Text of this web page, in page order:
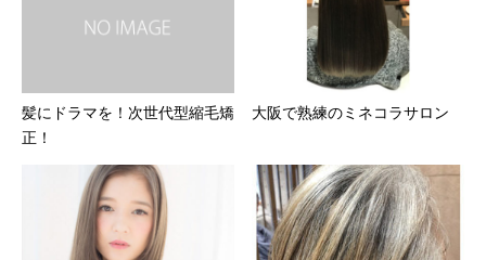
髪にドラマを！次世代型縮毛矯
正！
大阪で熟練のミネコラサロン